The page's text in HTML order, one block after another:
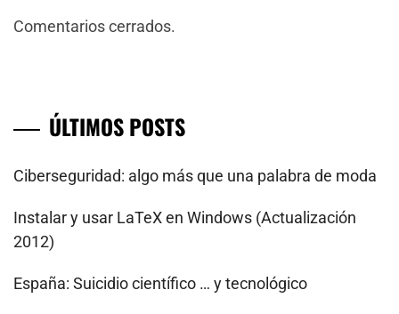
Comentarios cerrados.
ÚLTIMOS POSTS
Ciberseguridad: algo más que una palabra de moda
Instalar y usar LaTeX en Windows (Actualización
2012)
España: Suicidio científico … y tecnológico